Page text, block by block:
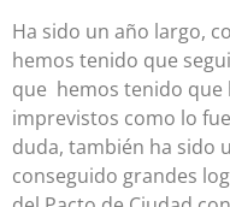
Ha sido un año largo,
hemos tenido que
que hemos tenido que
imprevistos como lo
duda, también ha sido
conseguido grandes